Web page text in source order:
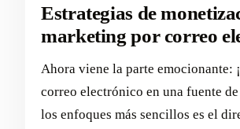
Estrategias de
marketing por correo
Ahora viene la parte emocionante:
correo electrónico en una fuente
los enfoques más sencillos es el